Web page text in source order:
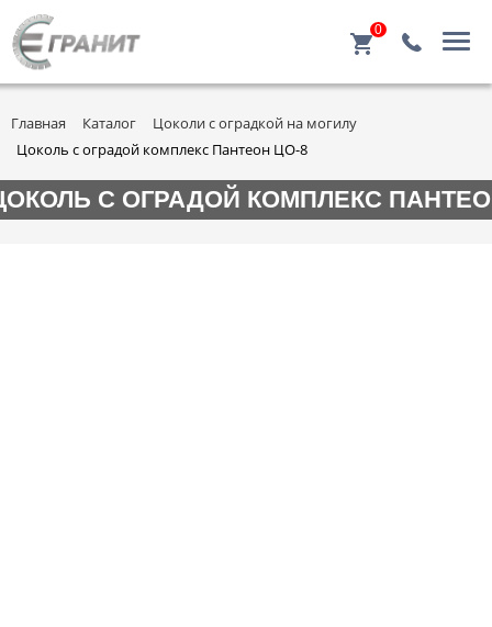
0
Главная Каталог
Цоколи с оградкой на могилу
Цоколь с оградой комплекс Пантеон ЦО-8
С ОГРАДОЙ КОМПЛЕКС